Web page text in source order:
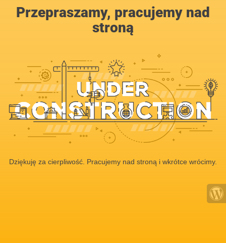
Przepraszamy, pracujemy nad
stroną
Dziękuję za cierpliwość. Pracujemy nad stroną i wkrótce wrócimy.